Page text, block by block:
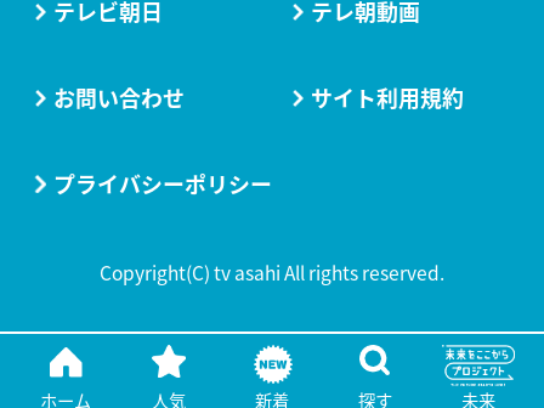
ホーム 人気 新着 探す 未来
テレビ朝日 テレ朝動画
お問い合わせ サイト利用規約
プライバシーポリシー
Copyright(C) tv asahi All rights reserved.